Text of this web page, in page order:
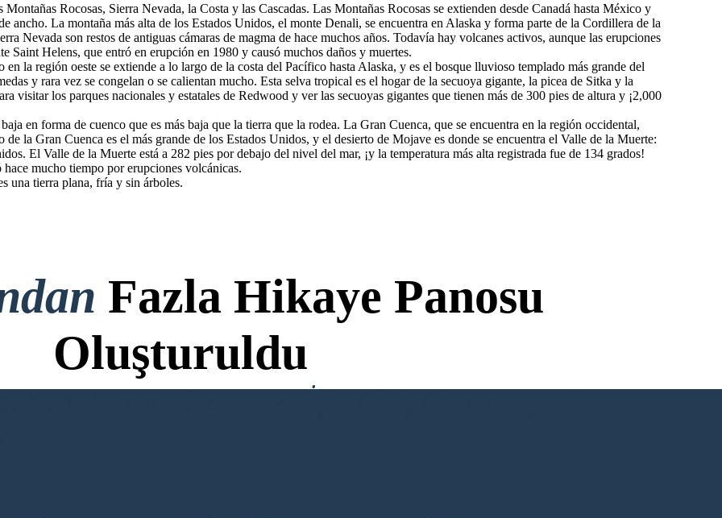
Rocosas, Sierra Nevada, la Costa y las Cascadas. Las Montañas Rocosas se extienden desde Canadá hasta México y
ancho. La montaña más alta de los Estados Unidos, el monte Denali, se encuentra en Alaska y forma parte de la Cordillera de la
Nevada son restos de antiguas cámaras de magma de hace muchos años. Todavía hay volcanes activos, aunque las erupciones
Saint Helens, que entró en erupción en 1980 y causó muchos daños y muertes.
la región oeste se extiende a lo largo de la costa del Pacífico hasta Alaska, y es el bosque lluvioso templado más grande del
y rara vez se congelan o se calientan mucho. Esta selva tropical es el hogar de la secuoya gigante, la picea de Sitka y la
visitar los parques nacionales y estatales de Redwood y ver las secuoyas gigantes que tienen más de 300 pies de altura y ¡2,000
en forma de cuenco que es más baja que la tierra que la rodea. La Gran Cuenca, que se encuentra en la región occidental,
la Gran Cuenca es el más grande de los Estados Unidos, y el desierto de Mojave es donde se encuentra el Valle de la Muerte:
El Valle de la Muerte está a 282 pies por debajo del nivel del mar, ¡y la temperatura más alta registrada fue de 134 grados!
mucho tiempo por erupciones volcánicas.
una tierra plana, fría y sin árboles.
Fazla Hikaye Panosu
Oluşturuldu
Kartı Yok ve Denemek İçin Giriş Gerekmiyor!